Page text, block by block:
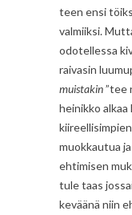
teen ensi
valmiiksi.
odotellessa
raivasin
muistakin”tee
heinikko alkaa
muokkautua
ehtimisen
tule taas
keväänä niin